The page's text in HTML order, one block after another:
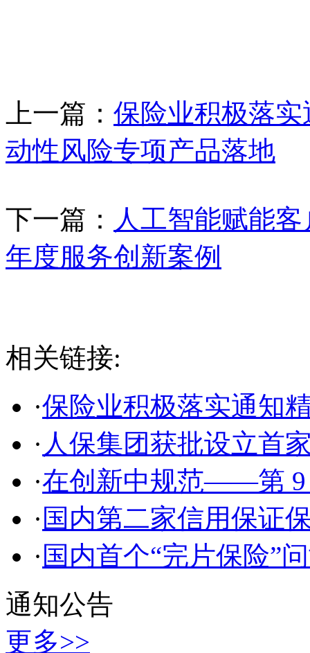
上一篇： 保险业积极落
动性风险专项产品落地
下一篇： 人工智能赋能
年度服务创新案例
相关链接:
·保险业积极落实通知
· 人保集团获批设立首
·在创新中规范——第 9
· 国内第二家信用保证
· 国内首个“完片保险”
通知公告
更多>>